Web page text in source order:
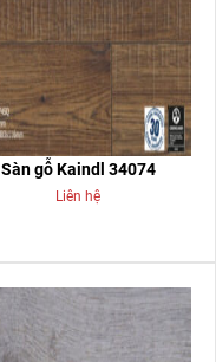
Sàn gỗ Kaindl 34074
Liên hệ